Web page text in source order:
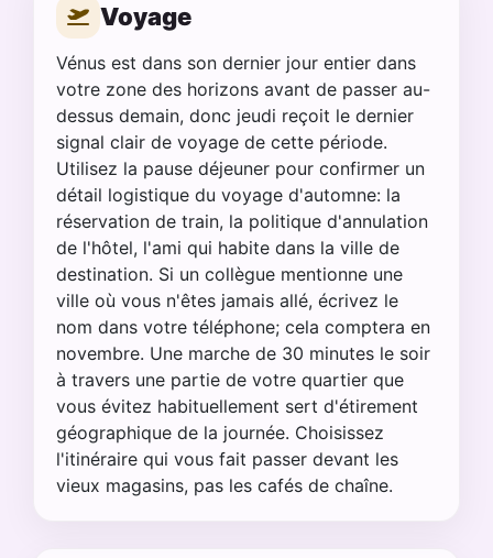
Voyage
Vénus est dans son dernier jour entier dans
votre zone des horizons avant de passer au-
dessus demain, donc jeudi reçoit le dernier
signal clair de voyage de cette période.
Utilisez la pause déjeuner pour confirmer un
détail logistique du voyage d'automne: la
réservation de train, la politique d'annulation
de l'hôtel, l'ami qui habite dans la ville de
destination. Si un collègue mentionne une
ville où vous n'êtes jamais allé, écrivez le
nom dans votre téléphone; cela comptera en
novembre. Une marche de 30 minutes le soir
à travers une partie de votre quartier que
vous évitez habituellement sert d'étirement
géographique de la journée. Choisissez
l'itinéraire qui vous fait passer devant les
vieux magasins, pas les cafés de chaîne.